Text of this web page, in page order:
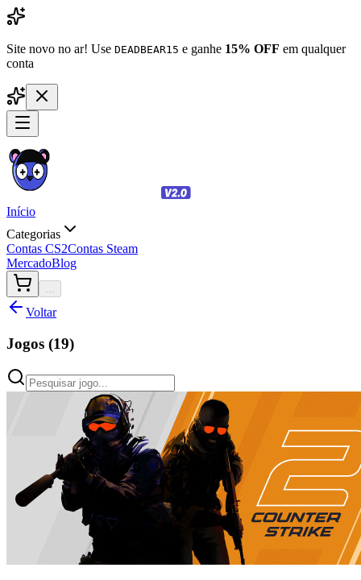
Site novo no ar! Use DEADBEAR15 e ganhe 15% OFF em qualquer
conta
Início
Categorias
Contas CS2Contas Steam
MercadoBlog
...
Voltar
Jogos (19)